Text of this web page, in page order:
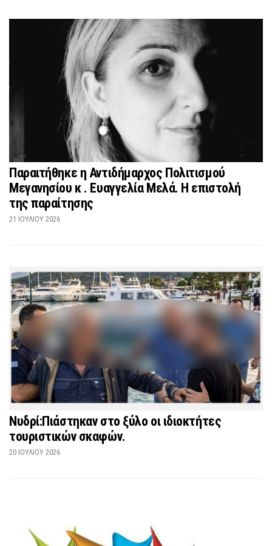
Παραιτήθηκε η Αντιδήμαρχος Πολιτισμού
Μεγανησίου κ . Ευαγγελία Μελά. Η επιστολή
της παραίτησης
21 ΙΟΥΛΊΟΥ 2026
Νυδρί:Πιάστηκαν στο ξύλο οι ιδιοκτήτες
τουριστικών σκαφών.
20 ΙΟΥΛΊΟΥ 2026